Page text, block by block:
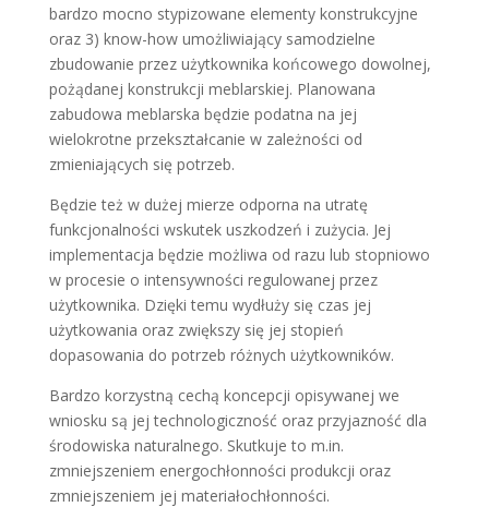
bardzo mocno stypizowane elementy konstrukcyjne
oraz 3) know-how umożliwiający samodzielne
zbudowanie przez użytkownika końcowego dowolnej,
pożądanej konstrukcji meblarskiej. Planowana
zabudowa meblarska będzie podatna na jej
wielokrotne przekształcanie w zależności od
zmieniających się potrzeb.
Będzie też w dużej mierze odporna na utratę
funkcjonalności wskutek uszkodzeń i zużycia. Jej
implementacja będzie możliwa od razu lub stopniowo
w procesie o intensywności regulowanej przez
użytkownika. Dzięki temu wydłuży się czas jej
użytkowania oraz zwiększy się jej stopień
dopasowania do potrzeb różnych użytkowników.
Bardzo korzystną cechą koncepcji opisywanej we
wniosku są jej technologiczność oraz przyjazność dla
środowiska naturalnego. Skutkuje to m.in.
zmniejszeniem energochłonności produkcji oraz
zmniejszeniem jej materiałochłonności.